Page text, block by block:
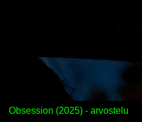
Obsession (2025) - arvostelu